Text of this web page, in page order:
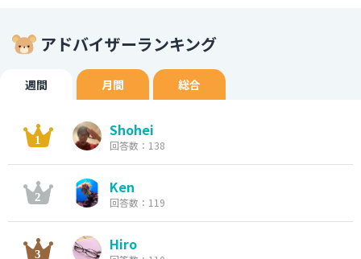
アドバイザーランキング
週間 月間 総合
Shohei
回答数：138
Ken
回答数：119
Hiro